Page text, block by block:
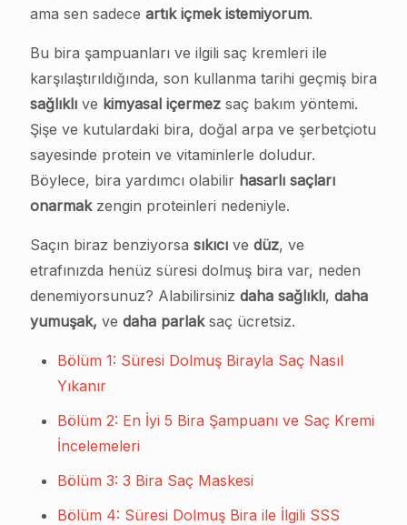
ama sen sadece artık içmek istemiyorum.
Bu bira şampuanları ve ilgili saç kremleri ile
karşılaştırıldığında, son kullanma tarihi geçmiş bira
sağlıklı ve kimyasal içermez saç bakım yöntemi.
Şişe ve kutulardaki bira, doğal arpa ve şerbetçiotu
sayesinde protein ve vitaminlerle doludur.
Böylece, bira yardımcı olabilir hasarlı saçları
onarmakzengin proteinleri nedeniyle.
Saçın biraz benziyorsa sıkıcı ve düz, ve
etrafınızda henüz süresi dolmuş bira var, neden
denemiyorsunuz? Alabilirsiniz daha sağlıklı, daha
yumuşak, ve daha parlaksaç ücretsiz.
Bölüm 1: Süresi Dolmuş Birayla Saç Nasıl
Yıkanır
Bölüm 2: En İyi 5 Bira Şampuanı ve Saç Kremi
İncelemeleri
Bölüm 3: 3 Bira Saç Maskesi
Bölüm 4: Süresi Dolmuş Bira ile İlgili SSS